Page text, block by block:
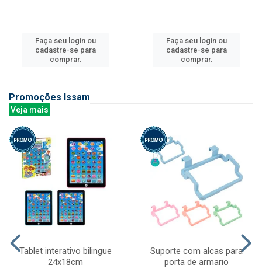
Faça seu login ou
cadastre-se para
comprar.
Faça seu login ou
cadastre-se para
comprar.
Promoções Issam
Veja mais
Tablet interativo bilingue
24x18cm
Suporte com alcas para
porta de armario